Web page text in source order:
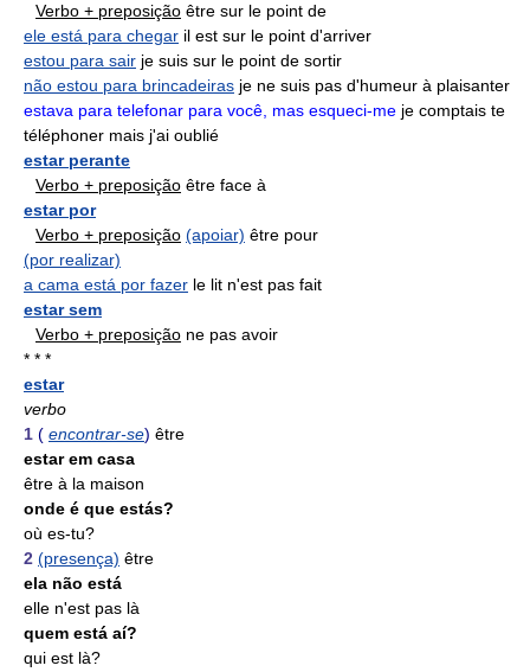
Verbo + preposição être sur le point de
ele está para chegar il est sur le point d'arriver
estou para sair je suis sur le point de sortir
não estou para brincadeiras je ne suis pas d'humeur à plaisanter
estava para telefonar para você, mas esqueci-me je comptais te
téléphoner mais j'ai oublié
estar perante
Verbo + preposição être face à
estar por
Verbo + preposição (apoiar) être pour
(por realizar)
a cama está por fazer le lit n'est pas fait
estar sem
Verbo + preposição ne pas avoir
* * *
estar
verbo
1 ( encontrar-se) être
estar em casa
être à la maison
onde é que estás?
où es-tu?
2 (presença) être
ela não está
elle n'est pas là
quem está aí?
qui est là?